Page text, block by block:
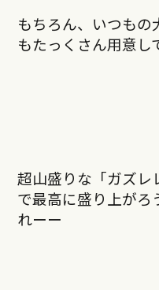
もちろん、いつもの
もたっくさん用意し
超山盛りな「ガズレ
で最高に盛り上がろ
れーー